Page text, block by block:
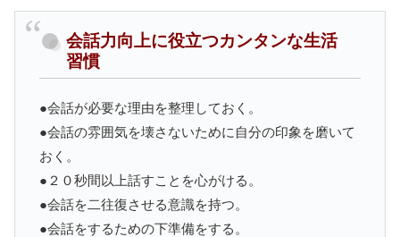
会話力向上に役立つカンタンな生活
習慣
●会話が必要な理由を整理しておく。
●会話の雰囲気を壊さないために自分の印象を磨いて
おく。
●２０秒間以上話すことを心がける。
●会話を二往復させる意識を持つ。
●会話をするための下準備をする。